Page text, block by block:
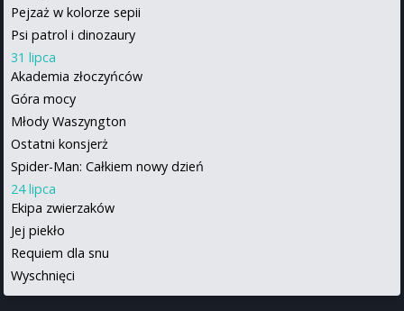
Pejzaż w kolorze sepii
Psi patrol i dinozaury
31 lipca
Akademia złoczyńców
Góra mocy
Młody Waszyngton
Ostatni konsjerż
Spider-Man: Całkiem nowy dzień
24 lipca
Ekipa zwierzaków
Jej piekło
Requiem dla snu
Wyschnięci